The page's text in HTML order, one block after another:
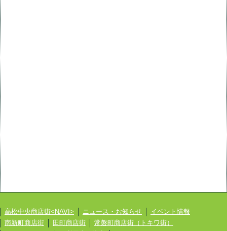
高松中央商店街<NAVI> ニュース・お知らせ
イベント情報
南新町商店街
田町商店街
常磐町商店街（トキワ街）